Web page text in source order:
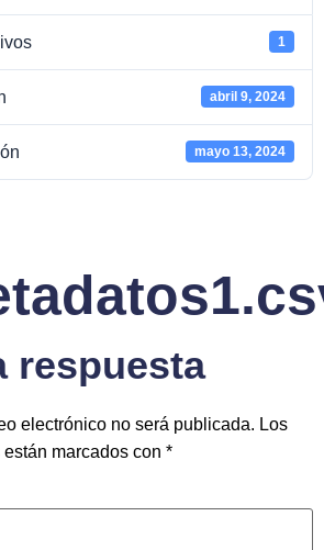
1
abril 9, 2024
mayo 13, 2024
respuesta
electrónico no será publicada. Los
marcados con *